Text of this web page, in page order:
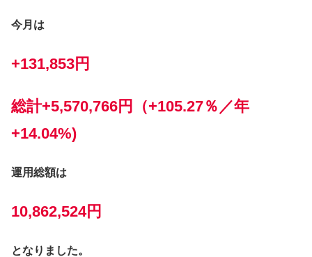
今月は
+131,853円
総計+5,570,766円（+105.27％／年
+14.04%)
運用総額は
10,862,524円
となりました。